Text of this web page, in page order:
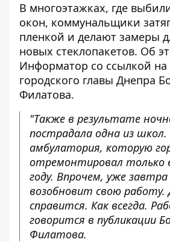
В многоэтажках, где
окон, коммунальщики
пленкой и делают замеры
новых стеклопакетов. Об
Информатор со ссылкой на
городского главы Днепра
Филатова.
"Также в результате
пострадала одна из
амбулатория, которую
отремонтировал только
году. Впрочем, уже
возобновит свою работу.
справится. Как всегда.
говорится в публикации
Филатова.